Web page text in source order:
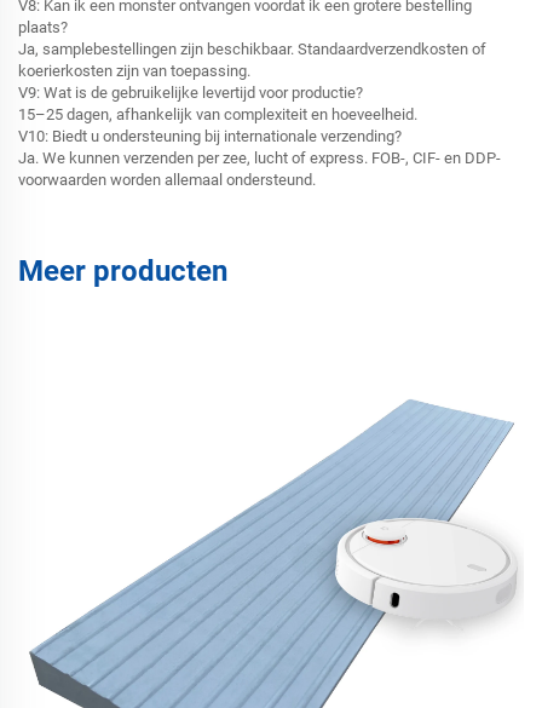
V8: Kan ik een monster ontvangen voordat ik een grotere bestelling
plaats?
Ja, samplebestellingen zijn beschikbaar. Standaardverzendkosten of
koerierkosten zijn van toepassing.
V9: Wat is de gebruikelijke levertijd voor productie?
15–25 dagen, afhankelijk van complexiteit en hoeveelheid.
V10: Biedt u ondersteuning bij internationale verzending?
Ja. We kunnen verzenden per zee, lucht of express. FOB-, CIF- en DDP-
voorwaarden worden allemaal ondersteund.
Meer producten